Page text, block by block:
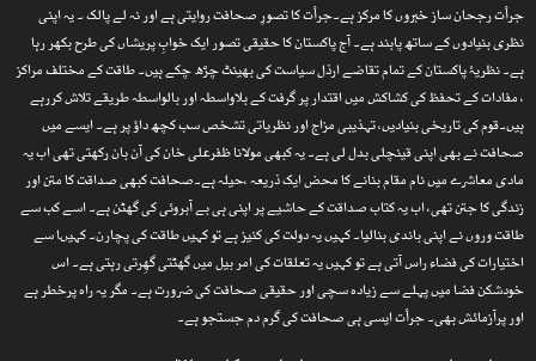
جرأت رجحان ساز خبروں کا مرکز ہے۔جرأت کا تصورِ صحافت روایتی ہے اور نہ لے پالک ۔ یہ اپنی
نظری بنیادوں کے ساتھ پابند ہے۔ آج پاکستان کا حقیقی تصور ایک خوابِ پریشاں کی طرح بکھر رہا
ہے۔ نظریۂ پاکستان کے تمام تقاضے ارذل سیاست کی بھینٹ چڑھ چکے ہیں۔ طاقت کے مختلف مراکز
، مفادات کے تحفظ کی کشاکش میں اقتدار پر گرفت کے بلاواسطہ اور بالواسطہ طریقے تلاش کررہے
ہیں۔قوم کی تاریخی بنیادیں، تہذیبی مزاج اور نظریاتی تشخص سب کچھ داؤ پر ہے۔ ایسے میں
صحافت نے بھی اپنی قینچلی بدل لی ہے۔ یہ کبھی مولانا ظفرعلی خان کی آن بان رکھتی تھی اب یہ
مادی معاشرے میں نام مقام بنانے کا محض ایک ذریعہ ،حیلہ ہے۔صحافت کبھی صداقت کا متن اور
زندگی کا جتن تھی، اب یہ کتاب صداقت کے حاشیے پر اپنی ہی بے آبروئی کی گھٹن ہے۔ اسے کب سے
طاقت وروں نے اپنی باندی بنالیا۔ کہیں یہ دولت کی کنیز ہے تو کہیں طاقت کی پچارن۔ کہیںا سے
اختیارات کی فضاء راس آتی ہے تو کہیں یہ تعلقات کی امر بیل میں گھٹتی گھِرتی رہتی ہے۔ اس
خودشکن فضا میں پہلے سے زیادہ سچی اور حقیقی صحافت کی ضرورت ہے۔ مگر یہ راہ پرخطر ہے
اور پرآزمائش بھی۔ جرأت ایسی ہی صحافت کی گرم دم جستجو ہے۔